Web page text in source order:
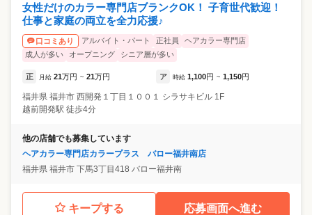
女性だけのカラー専門店ブランクOK！ 子育世代歓迎！
仕事と家庭の両立を全力応援♪
口コミあり アルバイト・パート 正社員
ヘアカラー専門店
成人が多い
オープニング シニア層が多い
正 月給 21万円 ~ 21万円 ア 時給 1,100円 ~ 1,150円
福井県 福井市 西開発１丁目１００１ シラサキビル 1F
越前開発駅 徒歩4分
他の店舗でも募集しています
ヘアカラー専門店カラープラス バロー福井南店
福井県 福井市 下馬3丁目418 バロー福井南
キープする 応募画面へ進む